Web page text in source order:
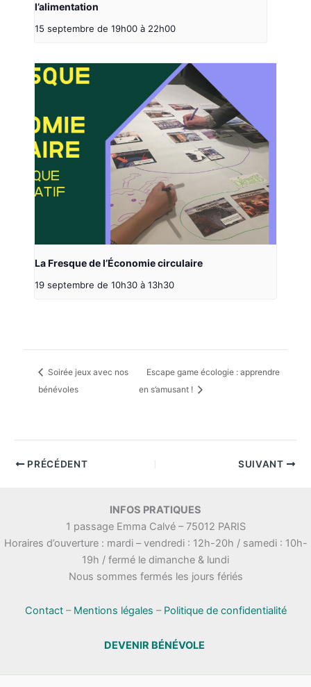
l’alimentation
15 septembre de 19h00 à 22h00
La Fresque de l’Économie circulaire
19 septembre de 10h30 à 13h30
Soirée jeux avec nos
bénévoles
Escape game écologie : apprendre
en s’amusant !
PRÉCÉDENT SUIVANT
INFOS PRATIQUES
1 passage Emma Calvé – 75012 PARIS
Horaires d’ouverture : mardi – vendredi : 12h-20h / samedi : 10h-
19h / fermé le dimanche & lundi
Nous sommes fermés les jours fériés
Contact– Mentions légales – Politique de confidentialité
DEVENIR BÉNÉVOLE